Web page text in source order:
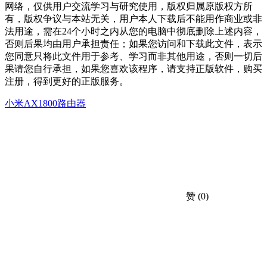
网络，仅供用户交流学习与研究使用，版权归属原版权方所
有，版权争议与本站无关，用户本人下载后不能用作商业或非
法用途，需在24个小时之内从您的电脑中彻底删除上述内容，
否则后果均由用户承担责任；如果您访问和下载此文件，表示
您同意只将此文件用于参考、学习而非其他用途，否则一切后
果请您自行承担，如果您喜欢该程序，请支持正版软件，购买
注册，得到更好的正版服务。
小米AX1800路由器
赞 (0)